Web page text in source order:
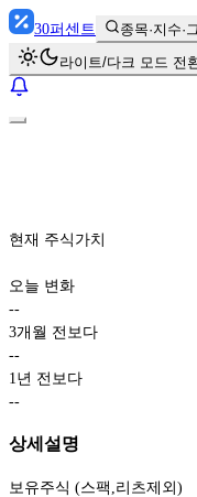
30퍼센트 종목·지수·
라이트/다크 모드 전
현재 주식가치
오늘 변화
--
3개월 전보다
--
1년 전보다
--
상세설명
보유주식 (스팩,리츠제외)